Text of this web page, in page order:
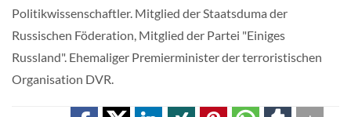
Politikwissenschaftler. Mitglied der Staatsduma der
Russischen Föderation, Mitglied der Partei "Einiges
Russland". Ehemaliger Premierminister der terroristischen
Organisation DVR.